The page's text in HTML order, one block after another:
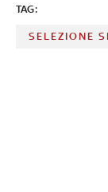
TAG:
SELEZIONE